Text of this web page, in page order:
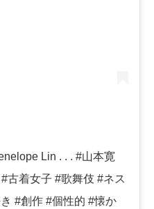
Lin . . . #山本寛
古着女子 #歌舞伎 #ネス
#創作 #個性的 #懐か